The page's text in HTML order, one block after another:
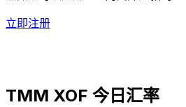
立即注册
TMM XOF 今日汇率